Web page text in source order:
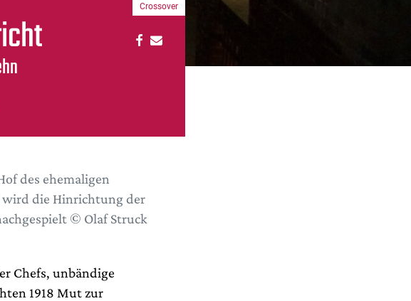
Crossover
des ehemaligen
wird die Hinrichtung der
© Olaf Struck
Chefs, unbändige
1918 Mut zur